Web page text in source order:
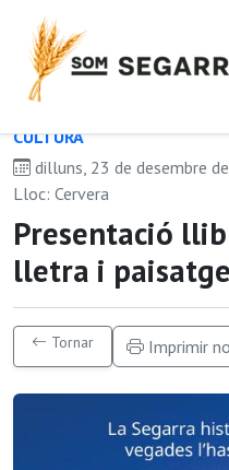
CULTURA
dilluns, 23 de desembre
Lloc: Cervera
Presentació
lletra i
Tornar Imprimir